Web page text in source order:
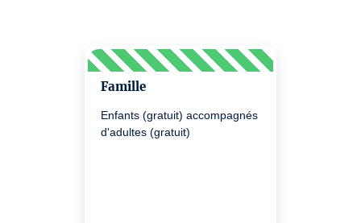
Famille
Enfants (gratuit) accompagnés
d'adultes (gratuit)